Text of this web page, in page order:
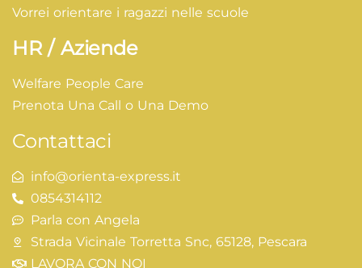
Vorrei orientare i ragazzi nelle scuole
HR / Aziende
Welfare People Care
Prenota Una Call o Una Demo
Contattaci
info@orienta-express.it
0854314112
Parla con Angela
Strada Vicinale Torretta Snc, 65128, Pescara
LAVORA CON NOI